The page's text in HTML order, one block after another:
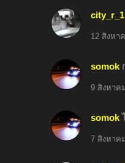
city_r_1
12 สิงหา
somok
9 สิงหาค
somok
7 สิงหาค